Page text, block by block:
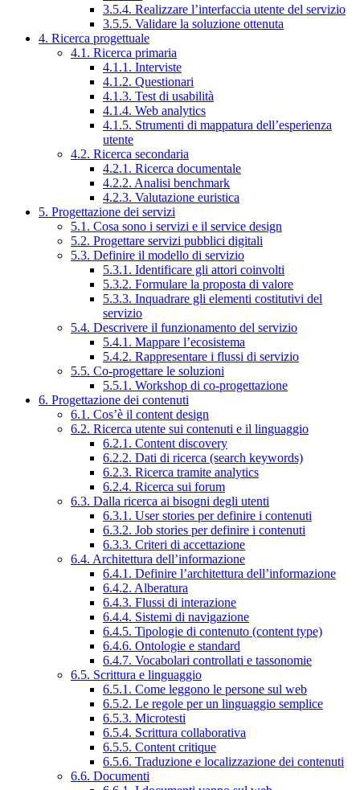
3.5.4. Realizzare l’interfaccia utente del servizio
3.5.5. Validare la soluzione ottenuta
4. Ricerca progettuale
4.1. Ricerca primaria
4.1.1. Interviste
4.1.2. Questionari
4.1.3. Test di usabilità
4.1.4. Web analytics
4.1.5. Strumenti di mappatura dell’esperienza
utente
4.2. Ricerca secondaria
4.2.1. Ricerca documentale
4.2.2. Analisi benchmark
4.2.3. Valutazione euristica
5. Progettazione dei servizi
5.1. Cosa sono i servizi e il service design
5.2. Progettare servizi pubblici digitali
5.3. Definire il modello di servizio
5.3.1. Identificare gli attori coinvolti
5.3.2. Formulare la proposta di valore
5.3.3. Inquadrare gli elementi costitutivi del
servizio
5.4. Descrivere il funzionamento del servizio
5.4.1. Mappare l’ecosistema
5.4.2. Rappresentare i flussi di servizio
5.5. Co-progettare le soluzioni
5.5.1. Workshop di co-progettazione
6. Progettazione dei contenuti
6.1. Cos’è il content design
6.2. Ricerca utente sui contenuti e il linguaggio
6.2.1. Content discovery
6.2.2. Dati di ricerca (search keywords)
6.2.3. Ricerca tramite analytics
6.2.4. Ricerca sui forum
6.3. Dalla ricerca ai bisogni degli utenti
6.3.1. User stories per definire i contenuti
6.3.2. Job stories per definire i contenuti
6.3.3. Criteri di accettazione
6.4. Architettura dell’informazione
6.4.1. Definire l’architettura dell’informazione
6.4.2. Alberatura
6.4.3. Flussi di interazione
6.4.4. Sistemi di navigazione
6.4.5. Tipologie di contenuto (content type)
6.4.6. Ontologie e standard
6.4.7. Vocabolari controllati e tassonomie
6.5. Scrittura e linguaggio
6.5.1. Come leggono le persone sul web
6.5.2. Le regole per un linguaggio semplice
6.5.3. Microtesti
6.5.4. Scrittura collaborativa
6.5.5. Content critique
6.5.6. Traduzione e localizzazione dei contenuti
6.6. Documenti